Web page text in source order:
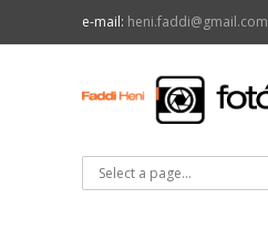
e-mail: heni.faddi@gmail.com